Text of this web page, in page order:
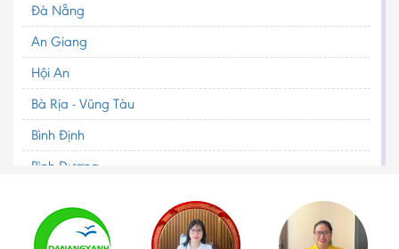
Đà Nẵng
An Giang
Hội An
Bà Rịa - Vũng Tàu
Bình Định
Bình Dương
Bình Thuận